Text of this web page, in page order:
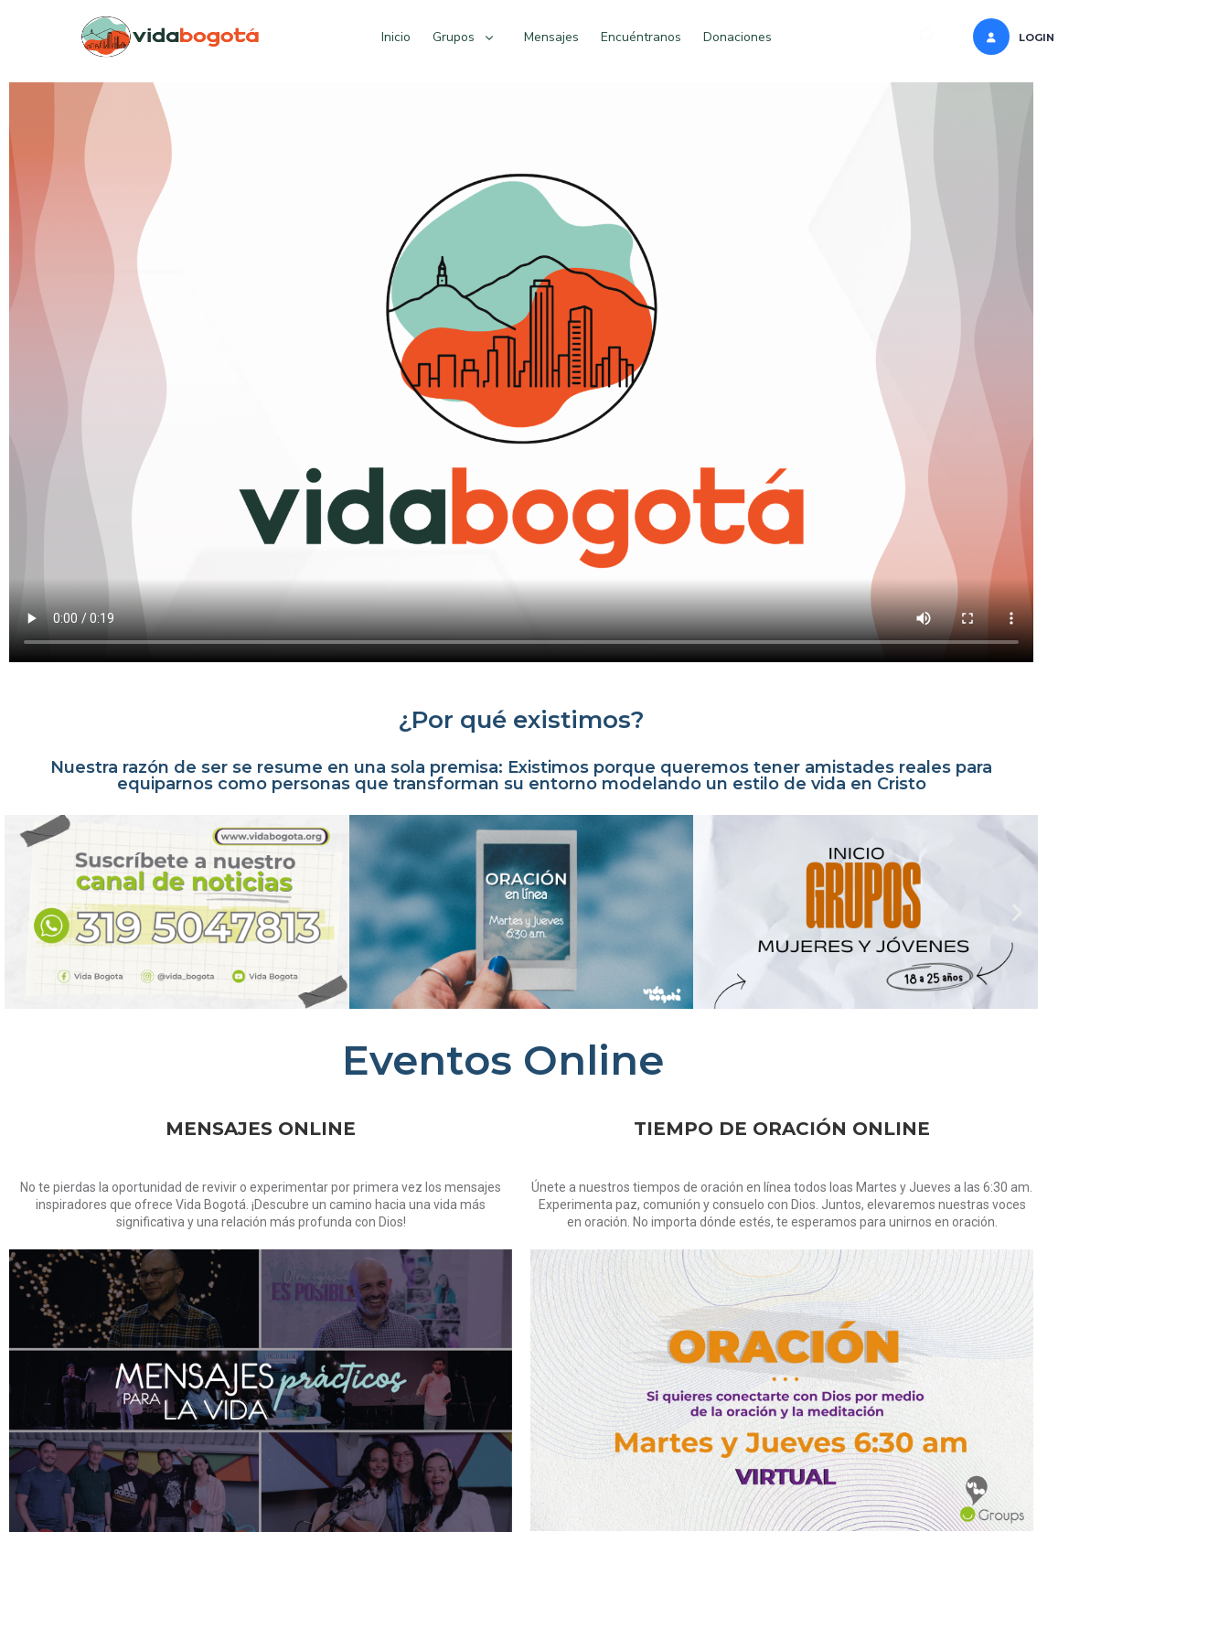
Inicio Grupos Mensajes Encuéntranos Donaciones LOGIN
¿Por qué existimos?
Nuestra razón de ser se resume en una sola premisa: Existimos porque queremos tener amistades reales para
equiparnos como personas que transforman su entorno modelando un estilo de vida en Cristo
Eventos Online
MENSAJES ONLINE
No te pierdas la oportunidad de revivir o experimentar por primera vez los mensajes
inspiradores que ofrece Vida Bogotá. ¡Descubre un camino hacia una vida más
significativa y una relación más profunda con Dios!
TIEMPO DE ORACIÓN ONLINE
Únete a nuestros tiempos de oración en línea todos loas Martes y Jueves a las 6:30 am.
Experimenta paz, comunión y consuelo con Dios. Juntos, elevaremos nuestras voces
en oración. No importa dónde estés, te esperamos para unirnos en oración.